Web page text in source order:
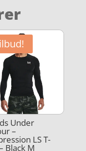
Under
–
LS T-
Black M